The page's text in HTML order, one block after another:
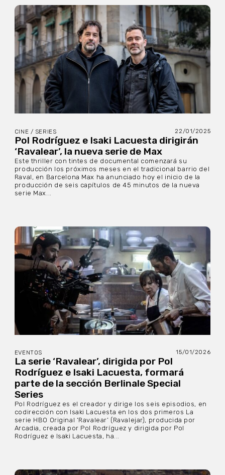
CINE / SERIES 22/01/2025
Pol Rodríguez e Isaki Lacuesta dirigirán
‘Ravalear’, la nueva serie de Max
Este thriller con tintes de documental comenzará su
producción los próximos meses en el tradicional barrio del
Raval, en Barcelona Max ha anunciado hoy el inicio de la
producción de seis capítulos de 45 minutos de la nueva
serie Max...
EVENTOS 15/01/2026
La serie ‘Ravalear’, dirigida por Pol
Rodríguez e Isaki Lacuesta, formará
parte de la sección Berlinale Special
Series
Pol Rodríguez es el creador y dirige los seis episodios, en
codirección con Isaki Lacuesta en los dos primeros La
serie HBO Original ‘Ravalear’ (Ravalejar), producida por
Arcadia, creada por Pol Rodríguez y dirigida por Pol
Rodríguez e Isaki Lacuesta, ha...